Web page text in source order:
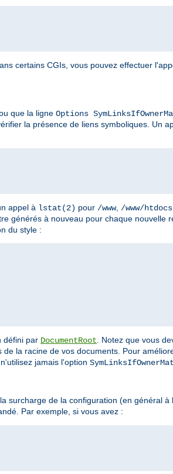
certains CGIs, vous pouvez effectuer
que la ligne Options
la présence de liens symboliques. Un
appel à lstat(2) pour /www, /www/htdocs
générés à nouveau pour chaque nouvelle
du style :
défini par DocumentRoot. Notez que vous
de la racine de vos documents. Pour
jamais l'option
surcharge de la configuration (en général à
Par exemple, si vous avez :